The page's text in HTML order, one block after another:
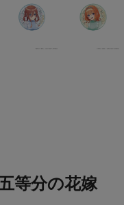
等分の花嫁